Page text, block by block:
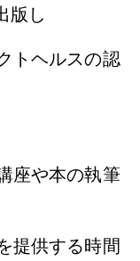
版し
トヘルスの認
座や本の執筆
提供する時間